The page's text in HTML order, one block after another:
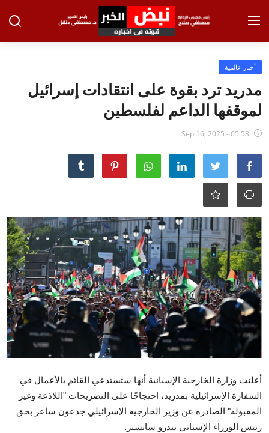
تسجيل الدخول
الرئيسية
الاخبار
الاقتصاد
الحوادث
التعليم
الطب والعلوم
الفن والثقافة
تكنولوجيا وإتصالات
الرياضة
المحافظات
أراء و مقالات
فيديوهات
أخبار عالمية
مدريد ترد بقوة على انتقادات إسرائيل
لموقفها الداعم لفلسطين
Sep 16, 2025 - 05:58
أعلنت وزارة الخارجية الإسبانية أنها ستستدعي القائم بالأعمال في
السفارة الإسرائيلية بمدريد، احتجاجًا على التصريحات "اللاذعة وغير
المقبولة" الصادرة عن وزير الخارجية الإسرائيلي جدعون ساعر بحق
رئيس الوزراء الإسباني بيدرو سانشيز.